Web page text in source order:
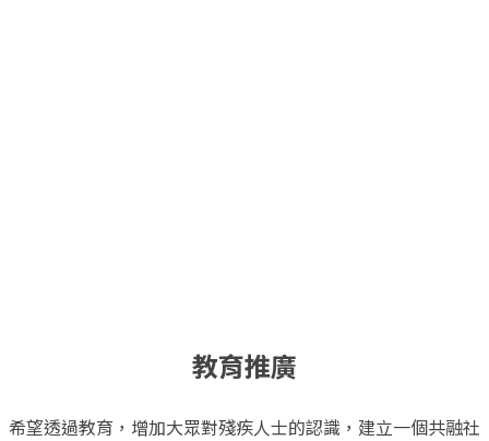
教育推廣
希望透過教育，增加大眾對殘疾人士的認識，建立一個共融社